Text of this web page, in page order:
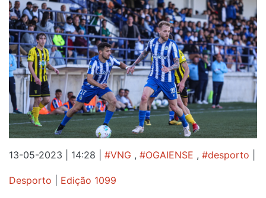
13-05-2023 | 14:28 #VNG , #OGAIENSE , #desporto
Desporto Edição 1099